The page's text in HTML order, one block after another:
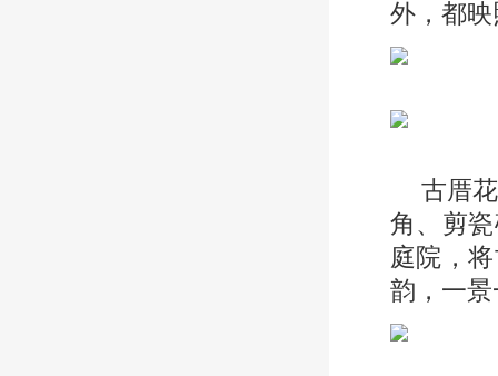
外，都
古厝
角、剪
庭院，
韵，一